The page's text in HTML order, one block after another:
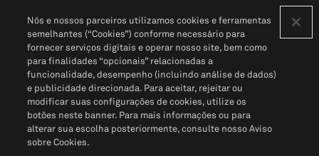
Política de PrivacidadePortal de privacidade do cliente (em inglês)
Não Venda Minhas Informações Pessoais© 2026 S&P Global
Nós e nossos parceiros utilizamos cookies e ferramentas
semelhantes (“Cookies”) conforme necessário para
fornecer serviços digitais e operar nosso site, bem como
para finalidades “opcionais” relacionadas a
funcionalidade, desempenho (incluindo análise de dados)
e publicidade direcionada. Para aceitar, rejeitar ou
modificar suas configurações de cookies, utilize os
botões neste banner. Para mais informações ou para
alterar sua escolha posteriormente, consulte nosso Aviso
sobre Cookies.